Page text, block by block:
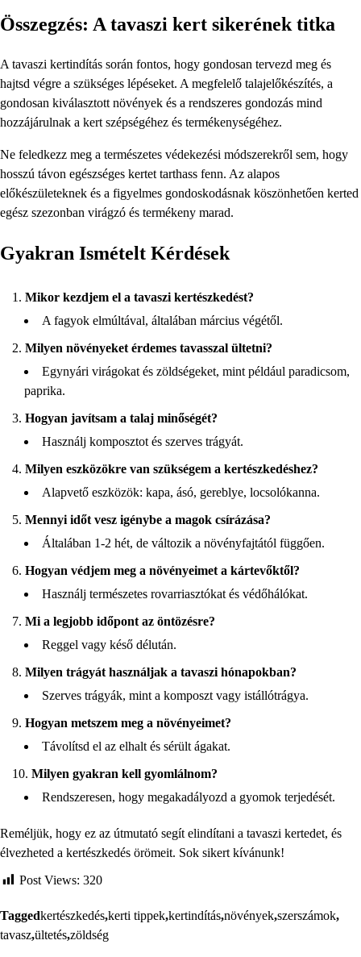
Összegzés: A tavaszi kert sikerének titka
A tavaszi kertindítás során fontos, hogy gondosan tervezd meg és
hajtsd végre a szükséges lépéseket. A megfelelő talajelőkészítés, a
gondosan kiválasztott növények és a rendszeres gondozás mind
hozzájárulnak a kert szépségéhez és termékenységéhez.
Ne feledkezz meg a természetes védekezési módszerekről sem, hogy
hosszú távon egészséges kertet tarthass fenn. Az alapos
előkészületeknek és a figyelmes gondoskodásnak köszönhetően kerted
egész szezonban virágzó és termékeny marad.
Gyakran Ismételt Kérdések
Mikor kezdjem el a tavaszi kertészkedést?
A fagyok elmúltával, általában március végétől.
Milyen növényeket érdemes tavasszal ültetni?
Egynyári virágokat és zöldségeket, mint például paradicsom,
paprika.
Hogyan javítsam a talaj minőségét?
Használj komposztot és szerves trágyát.
Milyen eszközökre van szükségem a kertészkedéshez?
Alapvető eszközök: kapa, ásó, gereblye, locsolókanna.
Mennyi időt vesz igénybe a magok csírázása?
Általában 1-2 hét, de változik a növényfajtától függően.
Hogyan védjem meg a növényeimet a kártevőktől?
Használj természetes rovarriasztókat és védőhálókat.
Mi a legjobb időpont az öntözésre?
Reggel vagy késő délután.
Milyen trágyát használjak a tavaszi hónapokban?
Szerves trágyák, mint a komposzt vagy istállótrágya.
Hogyan metszem meg a növényeimet?
Távolítsd el az elhalt és sérült ágakat.
Milyen gyakran kell gyomlálnom?
Rendszeresen, hogy megakadályozd a gyomok terjedését.
Reméljük, hogy ez az útmutató segít elindítani a tavaszi kertedet, és
élvezheted a kertészkedés örömeit. Sok sikert kívánunk!
Post Views: 320
Taggedkertészkedés,kerti tippek,kertindítás,növények,szerszámok,
tavasz,ültetés,zöldség